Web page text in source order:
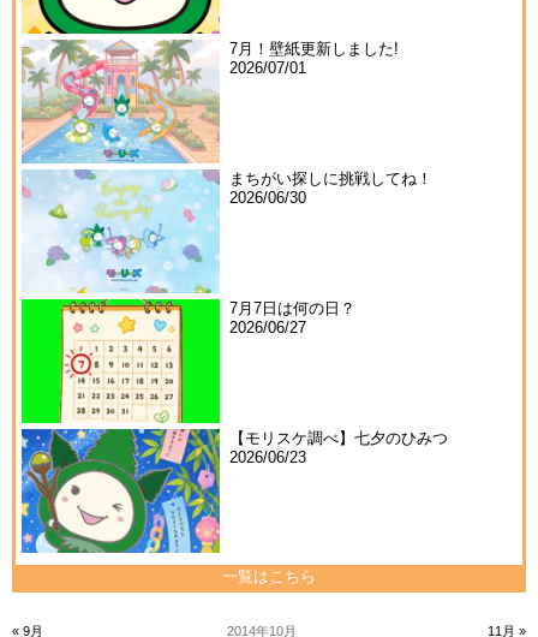
7月！壁紙更新しました!
2026/07/01
まちがい探しに挑戦してね！
2026/06/30
7月7日は何の日？
2026/06/27
【モリスケ調べ】七夕のひみつ
2026/06/23
一覧はこちら
« 9月 2014年10月 11月 »